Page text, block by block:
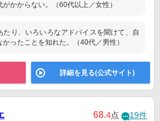
かからない。（60代以上／女性）
たり、いろいろなアドバイスを聞けて、自
ったことを知れた。（40代／男性）
詳細を見る(公式サイト)
68.4点 19件